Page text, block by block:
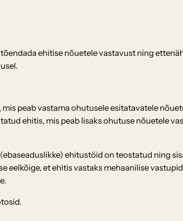
ehitise nõuetele vastavust ning
peab vastama ohutusele esitatavatele
ehitis, mis peab lisaks ohutuse nõuetele
ehitustöid on teostatud ning
eelkõige, et ehitis vastaks mehaanilise